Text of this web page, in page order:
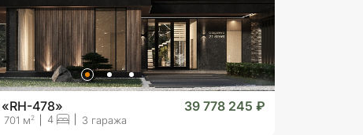
478» 39 778 245 ₽
701 м2 4 3 гаража